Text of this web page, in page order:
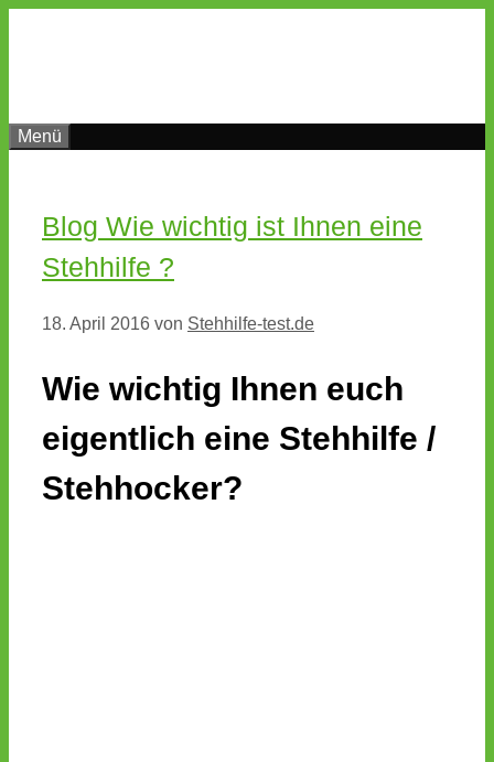
Menü
Blog Wie wichtig ist Ihnen eine
Stehhilfe ?
18. April 2016 von Stehhilfe-test.de
Wie wichtig Ihnen euch
eigentlich eine Stehhilfe /
Stehhocker?